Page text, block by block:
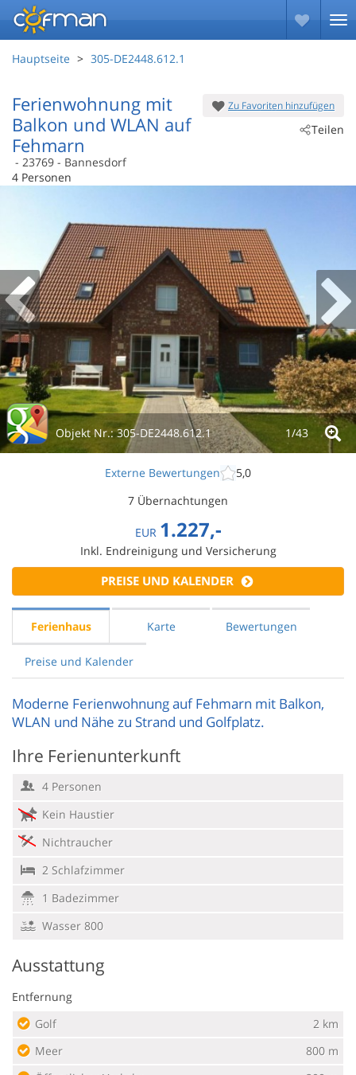
Hauptseite 305-DE2448.612.1
Zu Favoriten hinzufügen
Teilen
Ferienwohnung mit
Balkon und WLAN auf
Fehmarn
- 23769 - Bannesdorf
4 Personen
Objekt Nr.:305-DE2448.612.1 1/43
Externe Bewertungen
5,0
7 Übernachtungen
EUR 1.227,-
Inkl. Endreinigung und Versicherung
PREISE UND KALENDER
Ferienhaus Karte Bewertungen
Preise und Kalender
Moderne Ferienwohnung auf Fehmarn mit Balkon,
WLAN und Nähe zu Strand und Golfplatz.
Ihre Ferienunterkunft
4 Personen
Kein Haustier
Nichtraucher
2 Schlafzimmer
1 Badezimmer
Wasser 800
Ausstattung
Entfernung
Golf
2 km
Meer
800 m